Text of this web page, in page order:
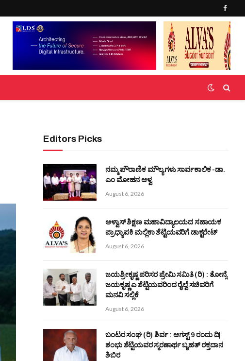
Editors Picks
ನಮ್ಮ ಪೌರಾಣಿಕ ಮೌಲ್ಯಗಳು ಸಾರ್ವಕಾಲಿಕ -ಡಾ.
ಎಂ ಮೋಹನ ಆಳ್ವ
August 6, 2026
ಆಳ್ವಾಸ್ ಶಿಕ್ಷಣ ಮಹಾವಿದ್ಯಾಲಯದ ಸಹಾಯಕ
ಪ್ರಾಧ್ಯಾಪಕಿ ಮಲ್ಲಿಕಾ ಶೆಟ್ಟಿಯವರಿಗೆ ಡಾಕ್ಟರೇಟ್
August 6, 2026
ಜಯಶ್ರೀಕೃಷ್ಣ ಪರಿಸರ ಪ್ರೇಮಿ ಸಮಿತಿ (ರಿ) : ತೋನ್ಸೆ
ಜಯಕೃಷ್ಣ ಎ ಶೆಟ್ಟಿಯವರಿಂದ ರೈಲ್ವೆ ಸಚಿವರಿಗೆ
ಮನವಿ ಸಲ್ಲಿಕೆ
August 6, 2026
ಬಂಟರ ಸಂಘ (ರಿ) ಶಿರ್ವ : ಆಗಸ್ಟ್ 9 ರಂದು ದಿ|
ಶಂಭು ಶೆಟ್ಟಿಯವರ ಸ್ಮರಣಾರ್ಥ ಬೃಹತ್ ರಕ್ತದಾನ
ಶಿಬಿರ